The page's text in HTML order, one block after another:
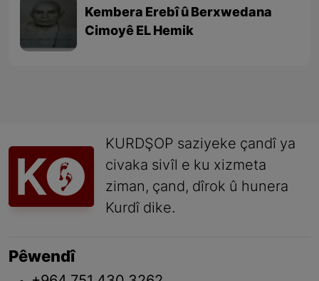
Kembera Erebî û Berxwedana
Cimoyê EL Hemik
KURDŞOP saziyeke çandî ya
civaka sivîl e ku xizmeta
ziman, çand, dîrok û hunera
Kurdî dike.
Pêwendî